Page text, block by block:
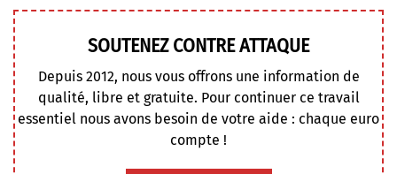
SOUTENEZ CONTRE ATTAQUE
Depuis 2012, nous vous offrons une information de
qualité, libre et gratuite. Pour continuer ce travail
essentiel nous avons besoin de votre aide : chaque euro
compte !